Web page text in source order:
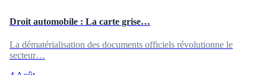
Droit automobile : La carte grise…
La dématérialisation des documents officiels révolutionne le
secteur…